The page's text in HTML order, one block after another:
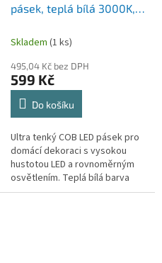
pásek, teplá bílá 3000K,
Skladem (1 ks)
495,04 Kč bez DPH
599 Kč
Do košíku
Ultra tenký COB LED pásek pro
domácí dekoraci s vysokou
hustotou LED a rovnoměrným
osvětlením. Teplá bílá barva
(3000K) a možnost stmívání.